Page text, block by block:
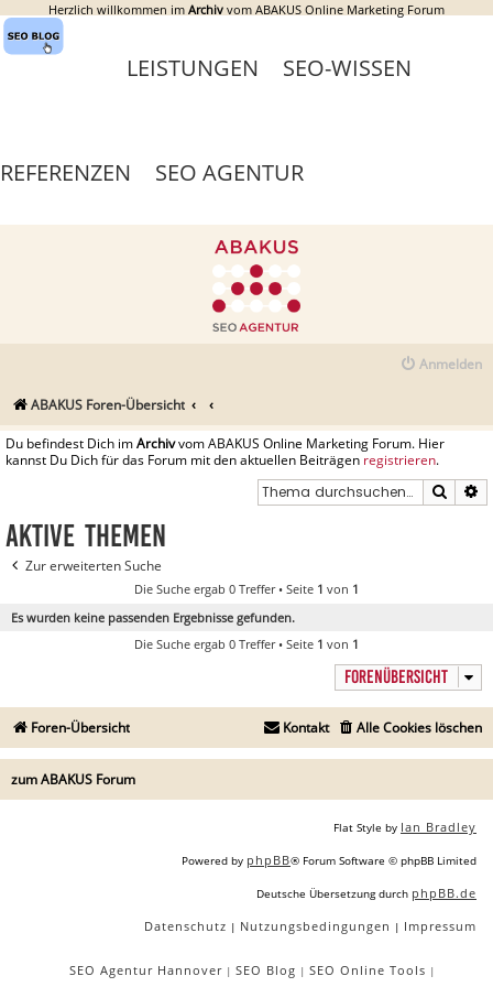
Herzlich willkommen im Archiv vom ABAKUS Online Marketing Forum
LEISTUNGEN SEO-WISSEN
REFERENZEN SEO AGENTUR
Anmelden
ABAKUS Foren-Übersicht
Du befindest Dich imArchivvom ABAKUS Online Marketing Forum. Hier
kannst Du Dich für das Forum mit den aktuellen Beiträgen registrieren.
Suche
Aktive Themen
Zur erweiterten Suche
Die Suche ergab 0 Treffer • Seite 1 von 1
Es wurden keine passenden Ergebnisse gefunden.
Die Suche ergab 0 Treffer • Seite 1 von 1
FORENÜBERSICHT
Foren-Übersicht Alle Cookies löschen
Kontakt
zum ABAKUS Forum
Flat Style by Ian Bradley
Powered by phpBB® Forum Software © phpBB Limited
Deutsche Übersetzung durch phpBB.de
Datenschutz | Nutzungsbedingungen | Impressum
SEO Agentur Hannover| SEO Blog | SEO Online Tools |